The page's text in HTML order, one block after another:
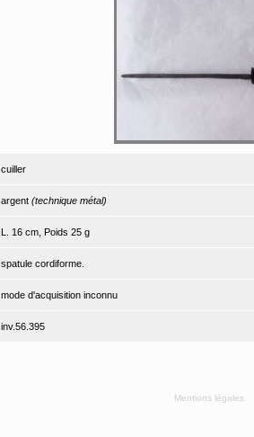
cuiller
argent (technique métal)
L. 16 cm, Poids 25 g
spatule cordiforme.
mode d'acquisition inconnu
inv.56.395
Mentions légales